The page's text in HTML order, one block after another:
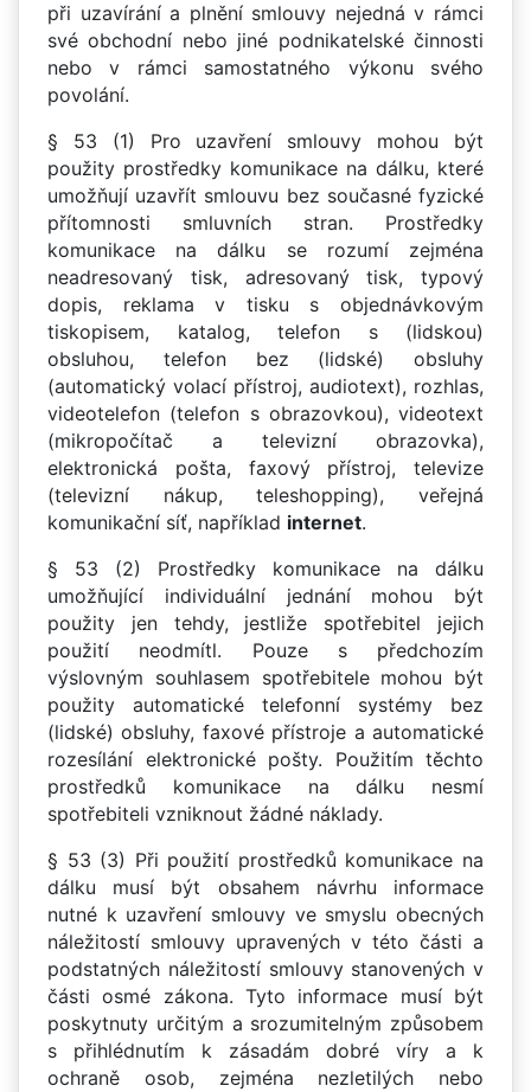
při uzavírání a plnění smlouvy nejedná v rámci
své obchodní nebo jiné podnikatelské činnosti
nebo v rámci samostatného výkonu svého
povolání.
§ 53 (1) Pro uzavření smlouvy mohou být
použity prostředky komunikace na dálku, které
umožňují uzavřít smlouvu bez současné fyzické
přítomnosti smluvních stran. Prostředky
komunikace na dálku se rozumí zejména
neadresovaný tisk, adresovaný tisk, typový
dopis, reklama v tisku s objednávkovým
tiskopisem, katalog, telefon s (lidskou)
obsluhou, telefon bez (lidské) obsluhy
(automatický volací přístroj, audiotext), rozhlas,
videotelefon (telefon s obrazovkou), videotext
(mikropočítač a televizní obrazovka),
elektronická pošta, faxový přístroj, televize
(televizní nákup, teleshopping), veřejná
komunikační síť, například internet.
§ 53 (2) Prostředky komunikace na dálku
umožňující individuální jednání mohou být
použity jen tehdy, jestliže spotřebitel jejich
použití neodmítl. Pouze s předchozím
výslovným souhlasem spotřebitele mohou být
použity automatické telefonní systémy bez
(lidské) obsluhy, faxové přístroje a automatické
rozesílání elektronické pošty. Použitím těchto
prostředků komunikace na dálku nesmí
spotřebiteli vzniknout žádné náklady.
§ 53 (3) Při použití prostředků komunikace na
dálku musí být obsahem návrhu informace
nutné k uzavření smlouvy ve smyslu obecných
náležitostí smlouvy upravených v této části a
podstatných náležitostí smlouvy stanovených v
části osmé zákona. Tyto informace musí být
poskytnuty určitým a srozumitelným způsobem
s přihlédnutím k zásadám dobré víry a k
ochraně osob, zejména nezletilých nebo